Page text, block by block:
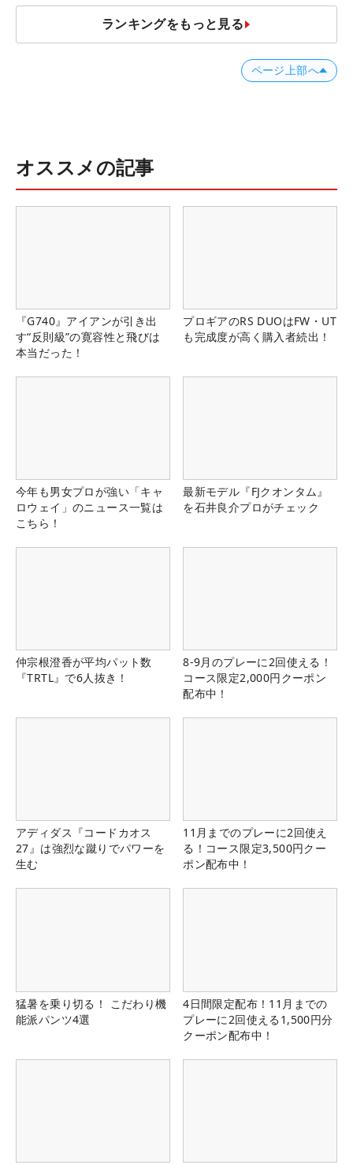
ランキングをもっと見る
ページ上部へ
オススメの記事
『G740』アイアンが引き出
す“反則級”の寛容性と飛びは
本当だった！
プロギアのRS DUOはFW・UT
も完成度が高く購入者続出！
今年も男女プロが強い「キャ
ロウェイ」のニュース一覧は
こちら！
最新モデル『FJクオンタム』
を石井良介プロがチェック
仲宗根澄香が平均パット数
『TRTL』で6人抜き！
8-9月のプレーに2回使える！
コース限定2,000円クーポン
配布中！
アディダス『コードカオス
27』は強烈な蹴りでパワーを
生む
11月までのプレーに2回使え
る！コース限定3,500円クー
ポン配布中！
猛暑を乗り切る！ こだわり機
能派パンツ4選
4日間限定配布！11月までの
プレーに2回使える1,500円分
クーポン配布中！